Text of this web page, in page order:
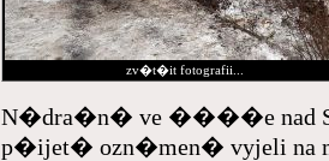
zv�t�it fotografii...
N�dra�n� ve ����e nad
p�ijet� ozn�men� vyjeli na